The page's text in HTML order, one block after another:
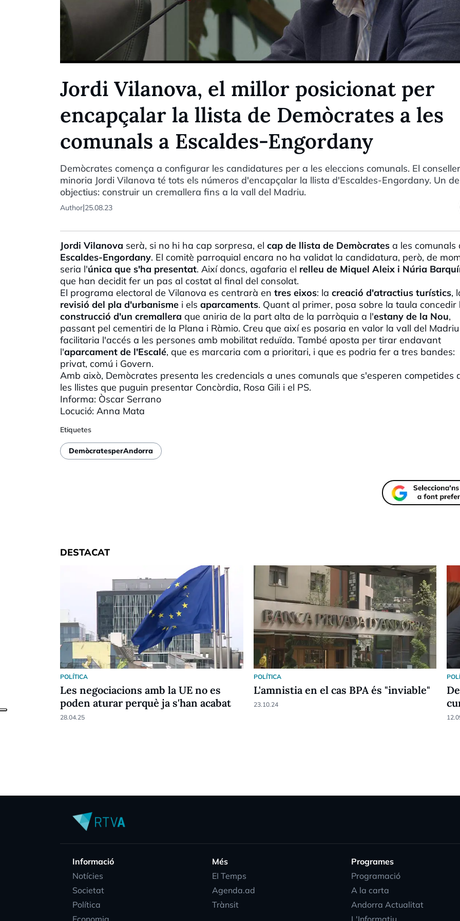
Jordi Vilanova, el millor posicionat per
encapçalar la llista de Demòcrates a les
comunals a Escaldes-Engordany
Demòcrates comença a configurar les candidatures per a les eleccions comunals. El
minoria Jordi Vilanova té tots els números d'encapçalar la llista d'Escaldes-Engordany. Un
objectius: construir un cremallera fins a la vall del Madriu.
Author|25.08.23
Jordi Vilanova serà, si no hi ha cap sorpresa, el cap de llista de Demòcrates a les comunals
Escaldes-Engordany. El comitè parroquial encara no ha validat la candidatura, però, de
seria l'única que s'ha presentat. Així doncs, agafaria el relleu de Miquel Aleix i Núria
que han decidit fer un pas al costat al final del consolat.
El programa electoral de Vilanova es centrarà en tres eixos: la creació d'atractius turístics,
revisió del pla d'urbanisme i els aparcaments. Quant al primer, posa sobre la taula concedir
construcció d'un cremallera que aniria de la part alta de la parròquia a l'estany de la Nou,
passant pel cementiri de la Plana i Ràmio. Creu que així es posaria en valor la vall del Madriu
facilitaria l'accés a les persones amb mobilitat reduïda. També aposta per tirar endavant
l'aparcament de l'Escalé, que es marcaria com a prioritari, i que es podria fer a tres bandes:
privat, comú i Govern.
Amb això, Demòcrates presenta les credencials a unes comunals que s'esperen competides
les llistes que puguin presentar Concòrdia, Rosa Gili i el PS.
Informa: Òscar Serrano
Locució: Anna Mata
Etiquetes
DemòcratesperAndorra
DESTACAT
POLÍTICA
Les negociacions amb la UE no es
poden aturar perquè ja s'han acabat
28.04.25
POLÍTICA
L'amnistia en el cas BPA és "inviable"
23.10.24
Informació
Notícies
Societat
Política
Més
EI Temps
Agenda.ad
Trànsit
Programes
Programació
A la carta
Andorra Actualitat